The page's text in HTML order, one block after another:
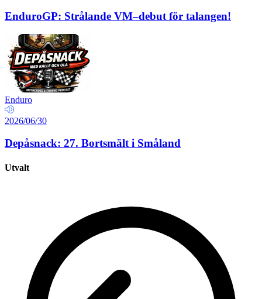
EnduroGP: Strålande VM–debut för talangen!
Enduro
2026/06/30
Depåsnack: 27. Bortsmält i Småland
Utvalt